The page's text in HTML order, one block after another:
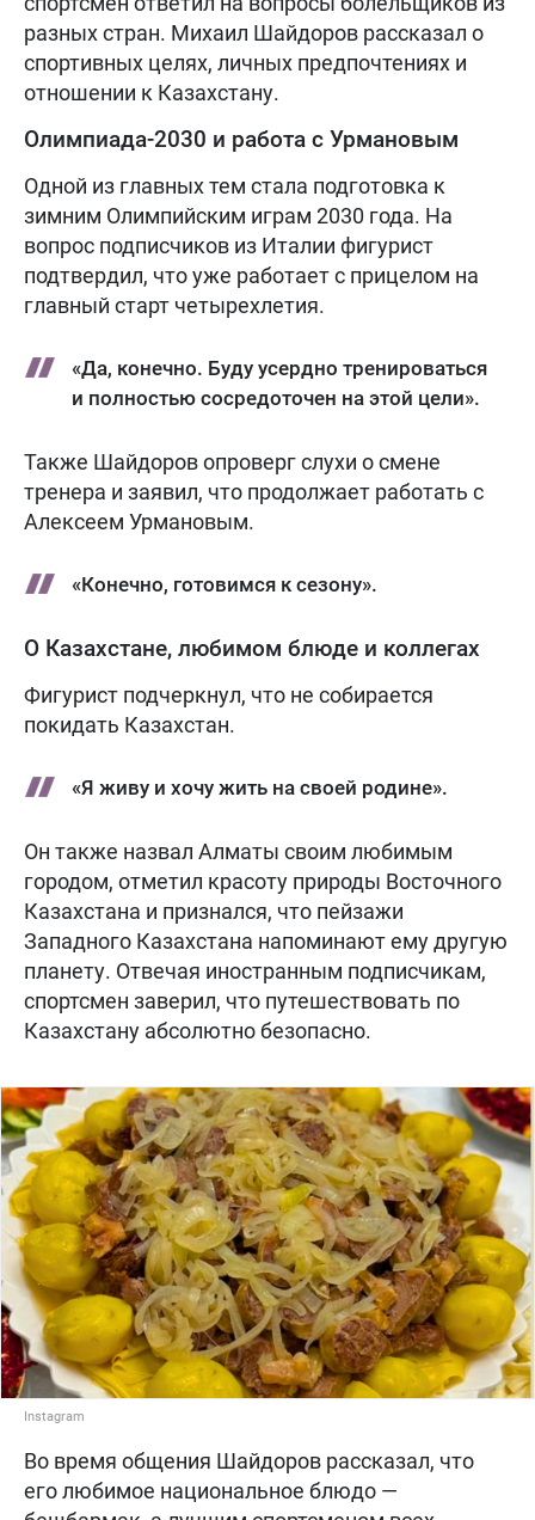
разных стран. Михаил Шайдоров рассказал о
спортивных целях, личных предпочтениях и
отношении к Казахстану.
Олимпиада-2030 и работа с Урмановым
Одной из главных тем стала подготовка к
зимним Олимпийским играм 2030 года. На
вопрос подписчиков из Италии фигурист
подтвердил, что уже работает с прицелом на
главный старт четырехлетия.
«Да, конечно. Буду усердно тренироваться
и полностью сосредоточен на этой цели».
Также Шайдоров опроверг слухи о смене
тренера и заявил, что продолжает работать с
Алексеем Урмановым.
«Конечно, готовимся к сезону».
О Казахстане, любимом блюде и коллегах
Фигурист подчеркнул, что не собирается
покидать Казахстан.
«Я живу и хочу жить на своей родине».
Он также назвал Алматы своим любимым
городом, отметил красоту природы Восточного
Казахстана и признался, что пейзажи
Западного Казахстана напоминают ему другую
планету. Отвечая иностранным подписчикам,
спортсмен заверил, что путешествовать по
Казахстану абсолютно безопасно.
Instagram
Во время общения Шайдоров рассказал, что
его любимое национальное блюдо —